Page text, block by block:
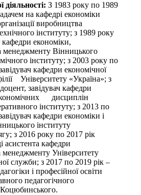
діяльності: З 1983 року по 1989
на кафедрі економіки
виробництва
інституту; з 1989 року
економіки,
менеджменту Вінницького
інституту; з 2003 року по
кафедри економічної
Університету «Україна»; з
завідувач кафедри
дисциплін
інституту; з 2013 по
кафедри економіки і
інституту
з 2016 року по 2017 рік
асистента кафедри
менеджменту Університету
служби; з 2017 по 2019 рік –
і професійної освіти
педагогічного